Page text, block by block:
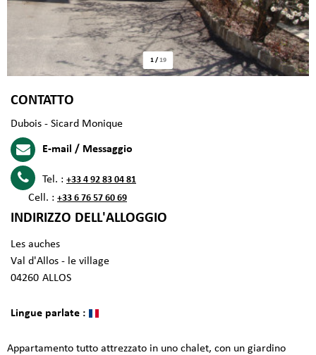
1/19
CONTATTO
Dubois - Sicard Monique
E-mail / Messaggio
Tel. : +33 4 92 83 04 81
Cell. : +33 6 76 57 60 69
INDIRIZZO DELL'ALLOGGIO
Les auches
Val d'Allos - le village
04260 ALLOS
Lingue parlate :
Appartamento tutto attrezzato in uno chalet, con un giardino